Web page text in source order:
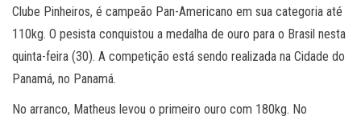
Clube Pinheiros, é campeão Pan-Americano em sua categoria até
110kg. O pesista conquistou a medalha de ouro para o Brasil nesta
quinta-feira (30). A competição está sendo realizada na Cidade do
Panamá, no Panamá.
No arranco, Matheus levou o primeiro ouro com 180kg. No